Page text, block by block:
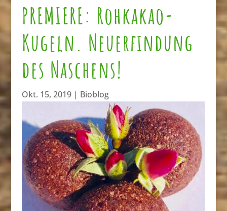
PREMIERE: Rohkakao-
Kugeln. Neuerfindung
des Naschens!
Okt. 15, 2019| Bioblog